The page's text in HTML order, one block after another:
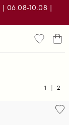
06.08-10.08 |
1 2